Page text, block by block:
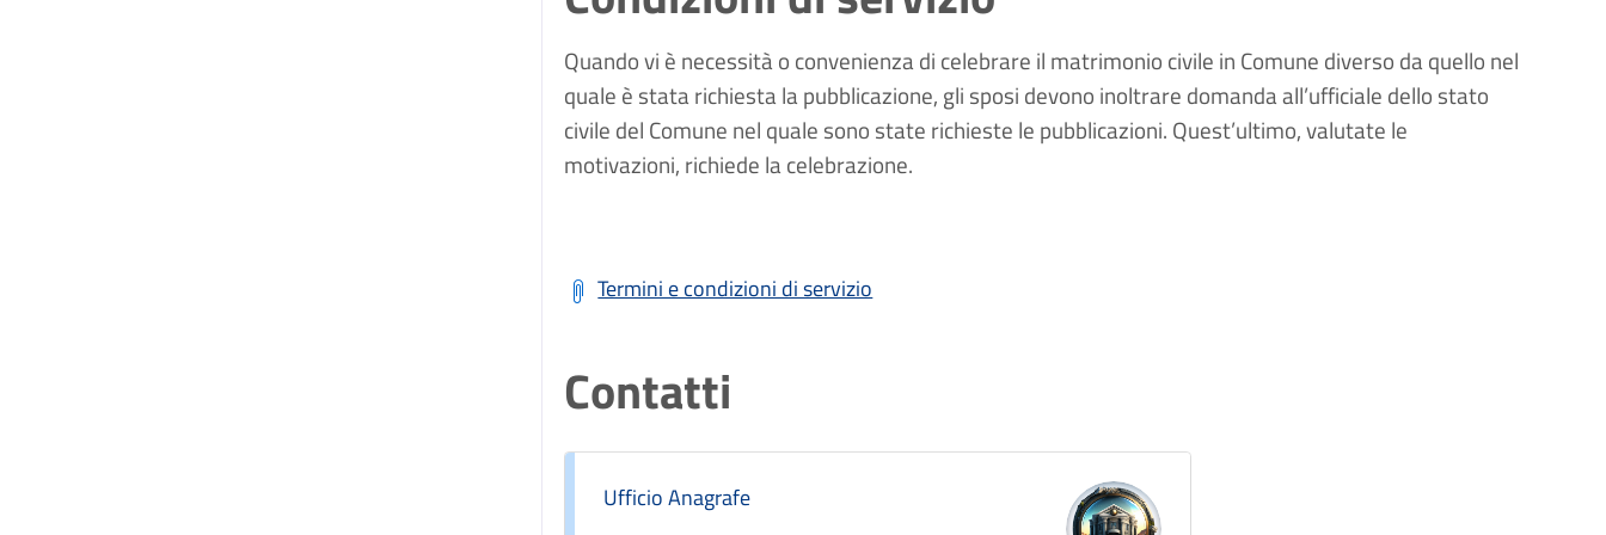
Quando vi è necessità o convenienza di celebrare il matrimonio civile in Comune diverso da quello nel
quale è stata richiesta la pubblicazione, gli sposi devono inoltrare domanda all’ufficiale dello stato
civile del Comune nel quale sono state richieste le pubblicazioni. Quest’ultimo, valutate le
motivazioni, richiede la celebrazione.
Termini e condizioni di servizio
Contatti
Ufficio Anagrafe